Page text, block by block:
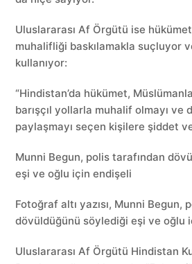
Uluslararası Af Örgütü ise
muhalifliği baskılamakla suçluyor
kullanıyor:
“Hindistan’da hükümet,
barışçıl yollarla muhalif olmayı ve
paylaşmayı seçen kişilere şiddet
Munni Begun, polis tarafından
eşi ve oğlu için endişeli
Fotoğraf altı yazısı, Munni Begun,
dövüldüğünü söylediği eşi ve oğlu
Uluslararası Af Örgütü Hindistan